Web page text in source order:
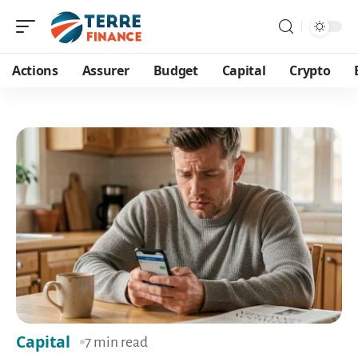
Actions Assurer Budget Capital Crypto
Capital 7 min read